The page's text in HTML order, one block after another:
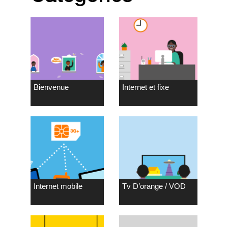
Bienvenue Internet et fixe
Internet mobile Tv D’orange / VOD